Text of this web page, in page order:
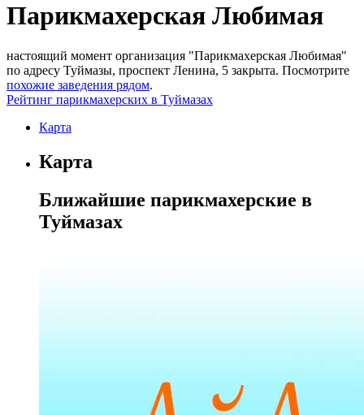
Парикмахерская Любимая
настоящий момент организация "Парикмахерская Любимая"
по адресу Туймазы, проспект Ленина, 5 закрыта. Посмотрите
похожие заведения рядом.
Рейтинг парикмахерских в Туймазах
Карта
Карта
Ближайшие парикмахерские в
Туймазах